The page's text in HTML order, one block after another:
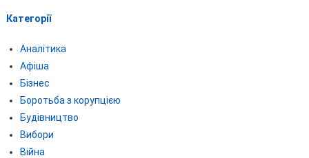
Категорії
Аналітика
Афіша
Бізнес
Боротьба з корупцією
Будівництво
Вибори
Війна